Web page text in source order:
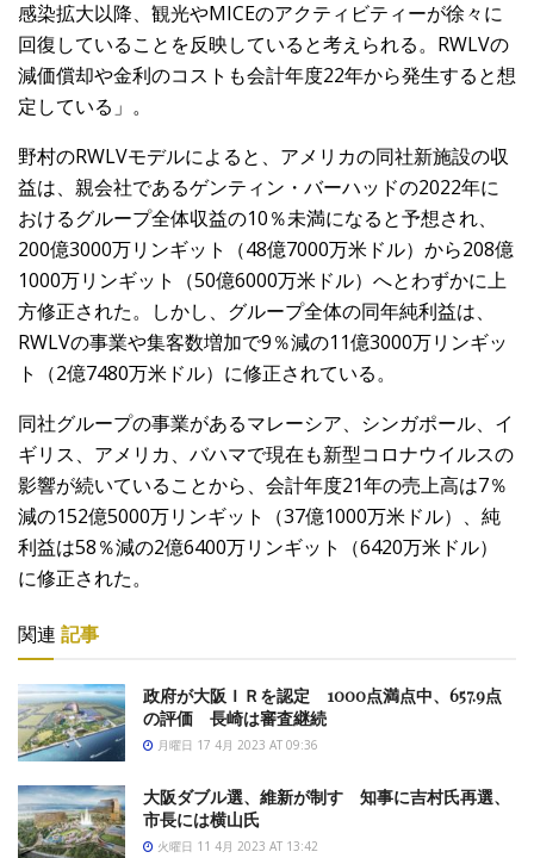
感染拡大以降、観光やMICEのアクティビティーが徐々に
回復していることを反映していると考えられる。RWLVの
減価償却や金利のコストも会計年度22年から発生すると想
定している」。
野村のRWLVモデルによると、アメリカの同社新施設の収
益は、親会社であるゲンティン・バーハッドの2022年に
おけるグループ全体収益の10％未満になると予想され、
200億3000万リンギット（48億7000万米ドル）から208億
1000万リンギット（50億6000万米ドル）へとわずかに上
方修正された。しかし、グループ全体の同年純利益は、
RWLVの事業や集客数増加で9％減の11億3000万リンギッ
ト（2億7480万米ドル）に修正されている。
同社グループの事業があるマレーシア、シンガポール、イ
ギリス、アメリカ、バハマで現在も新型コロナウイルスの
影響が続いていることから、会計年度21年の売上高は7％
減の152億5000万リンギット（37億1000万米ドル）、純
利益は58％減の2億6400万リンギット（6420万米ドル）
に修正された。
関連 記事
政府が大阪ＩＲを認定 1000点満点中、657.9点
の評価 長崎は審査継続
月曜日 17 4月 2023 AT 09:36
大阪ダブル選、維新が制す 知事に吉村氏再選、
市長には横山氏
火曜日 11 4月 2023 AT 13:42